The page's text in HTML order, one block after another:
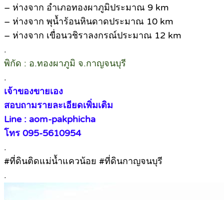
– ห่างจาก อำเภอทองผาภูมิประมาณ 9 km
– ห่างจาก พุน้ำร้อนหินดาดประมาณ 10 km
– ห่างจาก เขื่อนวชิราลงกรณ์ประมาณ 12 km
.
พิกัด : อ.ทองผาภูมิ จ.กาญจนบุรี
.
เจ้าของขายเอง
สอบถามรายละเอียดเพิ่มเติม
Line : aom-pakphicha
โทร 095-5610954
.
#ที่ดินติดแม่น้ำแควน้อย #ที่ดินกาญจนบุรี
.